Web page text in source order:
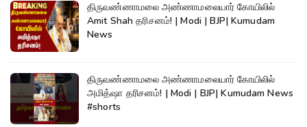
திருவண்ணாமலை அண்ணாமலையார் கோயிலில்
Amit Shah தரிசனம்! | Modi | BJP| Kumudam
News
திருவண்ணாமலை அண்ணாமலையார் கோயிலில்
அமித்ஷா தரிசனம்! | Modi | BJP| Kumudam News
#shorts